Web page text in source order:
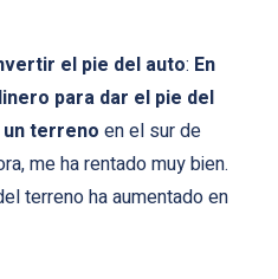
el pie del auto: En
para dar el pie del
terreno en el sur de
me ha rentado muy bien.
terreno ha aumentado en